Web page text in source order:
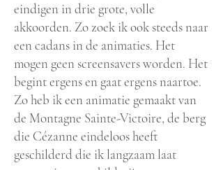
eindigen in drie grote, volle
akkoorden. Zo zoek ik ook steeds naar
een cadans in de animaties. Het
mogen geen screensavers worden. Het
begint ergens en gaat ergens naartoe.
Zo heb ik een animatie gemaakt van
de Montagne Sainte-Victoire, de berg
die Cézanne eindeloos heeft
geschilderd die ik langzaam laat